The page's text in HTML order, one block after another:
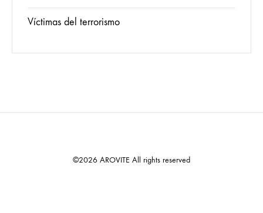
Víctimas del terrorismo
©2026 AROVITE All rights reserved